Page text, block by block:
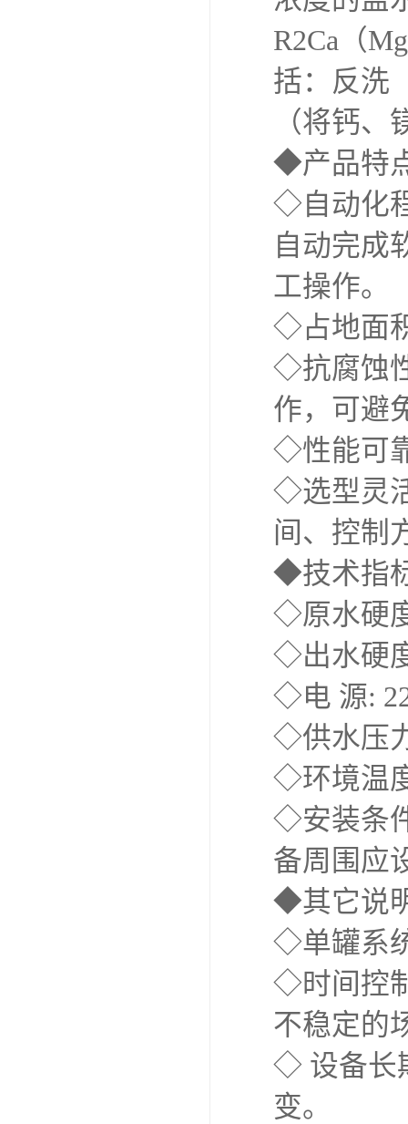
R2Ca（
括：反洗
（将钙
◆产品特
◇自动化
自动完成
工操作。
◇占地面
◇抗腐蚀
作，可避
◇性能可
◇选型灵
间、控制
◆技术指
◇原水硬
◇出水硬
◇电 源:
◇供水压
◇环境温
◇安装条
备周围应
◆其它说
◇单罐系
◇时间控
不稳定的
◇ 设备长
变。